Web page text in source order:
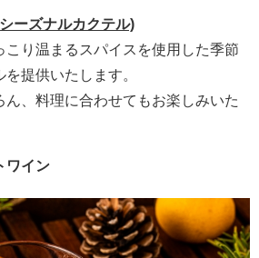
ーズナルカクテル)
こり温まるスパイスを使用した季節
提供いたします。
、料理に合わせてもお楽しみいた
ワイン